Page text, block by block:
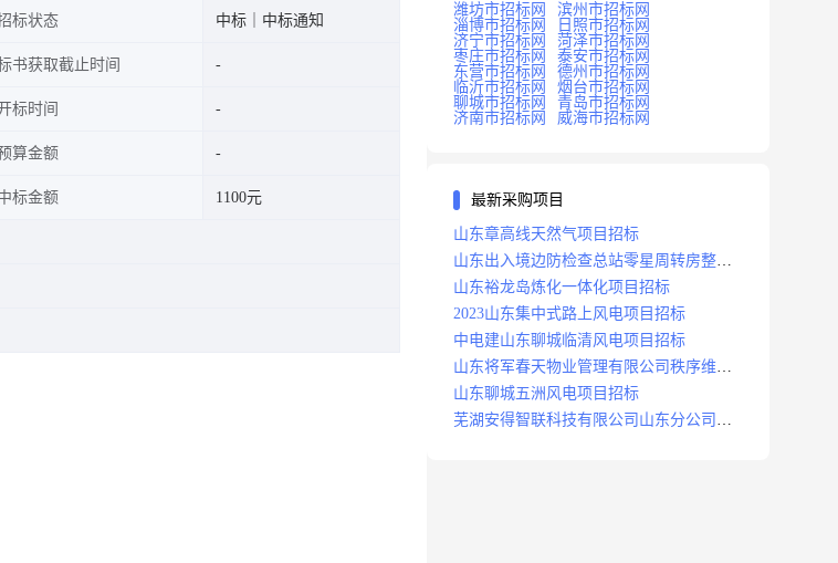
标状态 中标｜中标通知
书获取截止时间
标时间
算金额
标金额 1100元
潍坊市招标网
滨州市招标网
淄博市招标网
日照市招标网
济宁市招标网
菏泽市招标网
枣庄市招标网
泰安市招标网
东营市招标网
德州市招标网
临沂市招标网
烟台市招标网
聊城市招标网
青岛市招标网
济南市招标网
威海市招标网
最新采购项目
山东章高线天然气项目招标
山东出入境边防检查总站零星周转房整修
项目招标中标
山东裕龙岛炼化一体化项目招标
2023山东集中式路上风电项目招标
中电建山东聊城临清风电项目招标
山东将军春天物业管理有限公司秩序维护
服务项目招标公告
山东聊城五洲风电项目招标
芜湖安得智联科技有限公司山东分公司济